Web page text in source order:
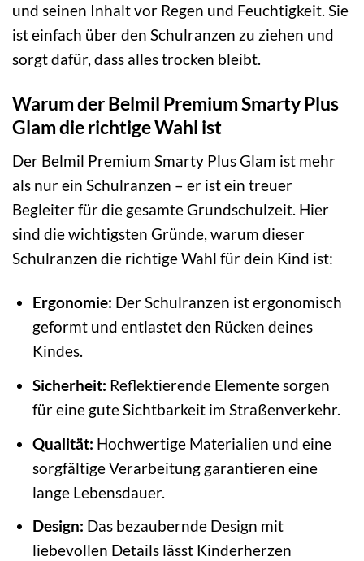
und seinen Inhalt vor Regen und Feuchtigkeit. Sie
ist einfach über den Schulranzen zu ziehen und
sorgt dafür, dass alles trocken bleibt.
Warum der Belmil Premium Smarty Plus
Glam die richtige Wahl ist
Der Belmil Premium Smarty Plus Glam ist mehr
als nur ein Schulranzen – er ist ein treuer
Begleiter für die gesamte Grundschulzeit. Hier
sind die wichtigsten Gründe, warum dieser
Schulranzen die richtige Wahl für dein Kind ist:
Ergonomie: Der Schulranzen ist ergonomisch
geformt und entlastet den Rücken deines
Kindes.
Sicherheit: Reflektierende Elemente sorgen
für eine gute Sichtbarkeit im Straßenverkehr.
Qualität: Hochwertige Materialien und eine
sorgfältige Verarbeitung garantieren eine
lange Lebensdauer.
Design: Das bezaubernde Design mit
liebevollen Details lässt Kinderherzen